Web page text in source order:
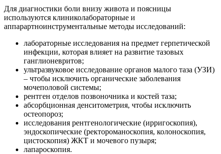
Для диагностики боли внизу живота и поясницы
используются клиниколабораторные и
аппарартноинструментальные методы исследований:
лабораторные исследования на предмет герпетической
инфекции, которая влияет на развитие тазовых
ганглионевритов;
ультразвуковое исследование органов малого таза (УЗИ)
– чтобы исключить органические заболевания
мочеполовой системы;
рентген отделов позвоночника и костей таза;
абсорбционная денситометрия, чтобы исключить
остеопороз;
исследования рентгенологические (ирригоскопия),
эндоскопические (ректороманоскопия, колоноскопия,
цистоскопия) ЖКТ и мочевого пузыря;
лапароскопия.